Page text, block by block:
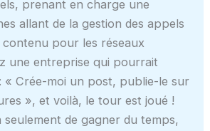
prenant en charge une
allant de la gestion des appels
pour les réseaux
une entreprise qui pourrait
« Crée-moi un post, publie-le sur
», et voilà, le tour est joué !
de gagner du temps,